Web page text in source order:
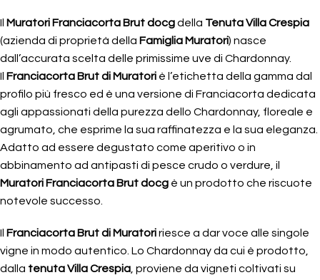
Il Muratori Franciacorta Brut docgdella Tenuta Villa Crespia
(azienda di proprietà della Famiglia Muratori) nasce
dall’accurata scelta delle primissime uve di Chardonnay.
Il Franciacorta Brut di Muratori è l’etichetta della gamma dal
profilo più fresco ed è una versione di Franciacorta dedicata
agli appassionati della purezza dello Chardonnay, floreale e
agrumato, che esprime la sua raffinatezza e la sua eleganza.
Adatto ad essere degustato come aperitivo o in
abbinamento ad antipasti di pesce crudo o verdure, il
Muratori Franciacorta Brut docg è un prodotto che riscuote
notevole successo.
Il Franciacorta Brut di Muratoririesce a dar voce alle singole
vigne in modo autentico. Lo Chardonnay da cui è prodotto,
dalla tenuta Villa Crespia , proviene da vigneti coltivati su